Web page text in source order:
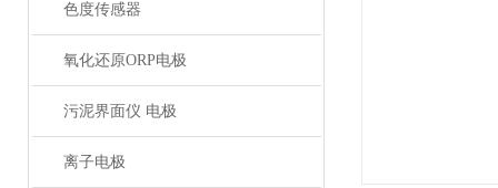
色度传感器
氧化还原ORP电极
污泥界面仪 电极
离子电极